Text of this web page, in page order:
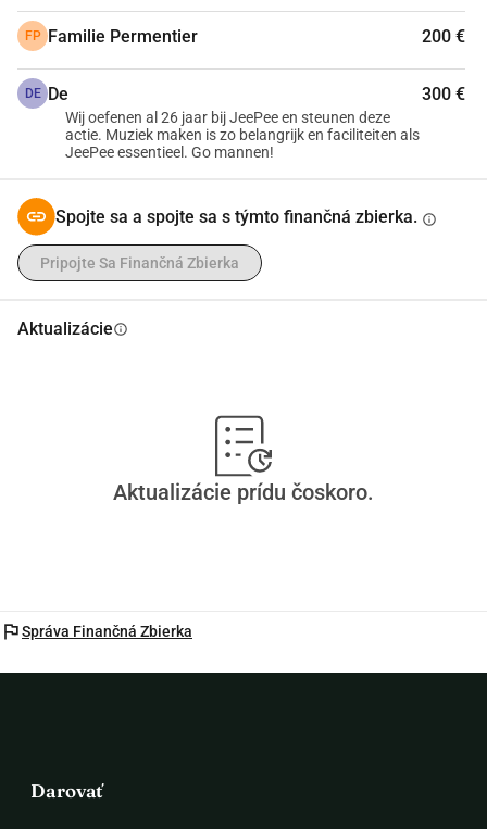
aby sme zvýšili náš dosah.
Spoločne môžeme zabezpečiť, aby JEEPEE zostalo
otvorené a naďalej prispievalo k rozvíjajúcej sa hudobnej
scéne v Zoetermeer!
FP Familie Permentier 200 €
DE De 300 €
Wij oefenen al 26 jaar bij JeePee en steunen deze
actie. Muziek maken is zo belangrijk en faciliteiten als
JeePee essentieel. Go mannen!
Spojte sa a spojte sa s týmto finančná zbierka. info
Pripojte Sa Finančná Zbierka
Aktualizácieinfo
Aktualizácie prídu čoskoro.
flagSpráva Finančná Zbierka
Darovať